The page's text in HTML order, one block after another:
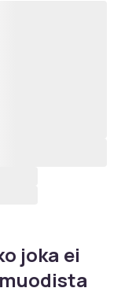
joka ei